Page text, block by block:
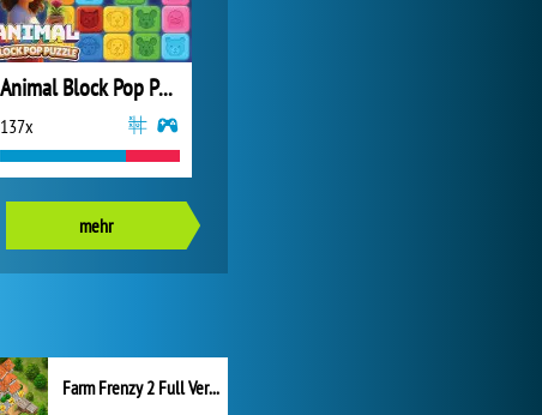
Animal Block Pop Puzzle
137x
mehr
Farm Frenzy 2 Full Version